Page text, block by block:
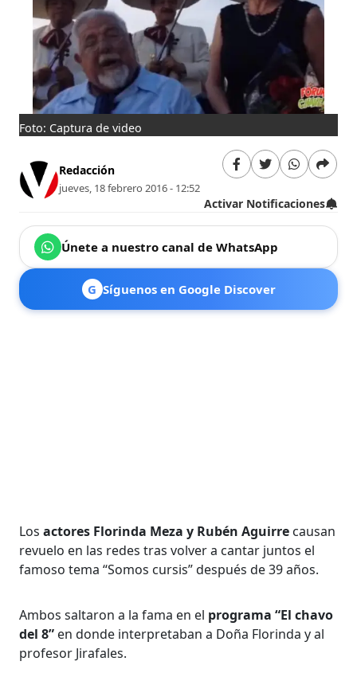
Foto: Captura de video
Redacción
jueves, 18 febrero 2016 - 12:52
Activar Notificaciones
Únete a nuestro canal de WhatsApp
G Síguenos en Google Discover
Losactores Florinda Meza y Rubén Aguirre causan
revuelo en las redes tras volver a cantar juntos el
famoso tema “Somos cursis” después de 39 años.
Ambos saltaron a la fama en el programa “El chavo
del 8” en donde interpretaban a Doña Florinda y al
profesor Jirafales.